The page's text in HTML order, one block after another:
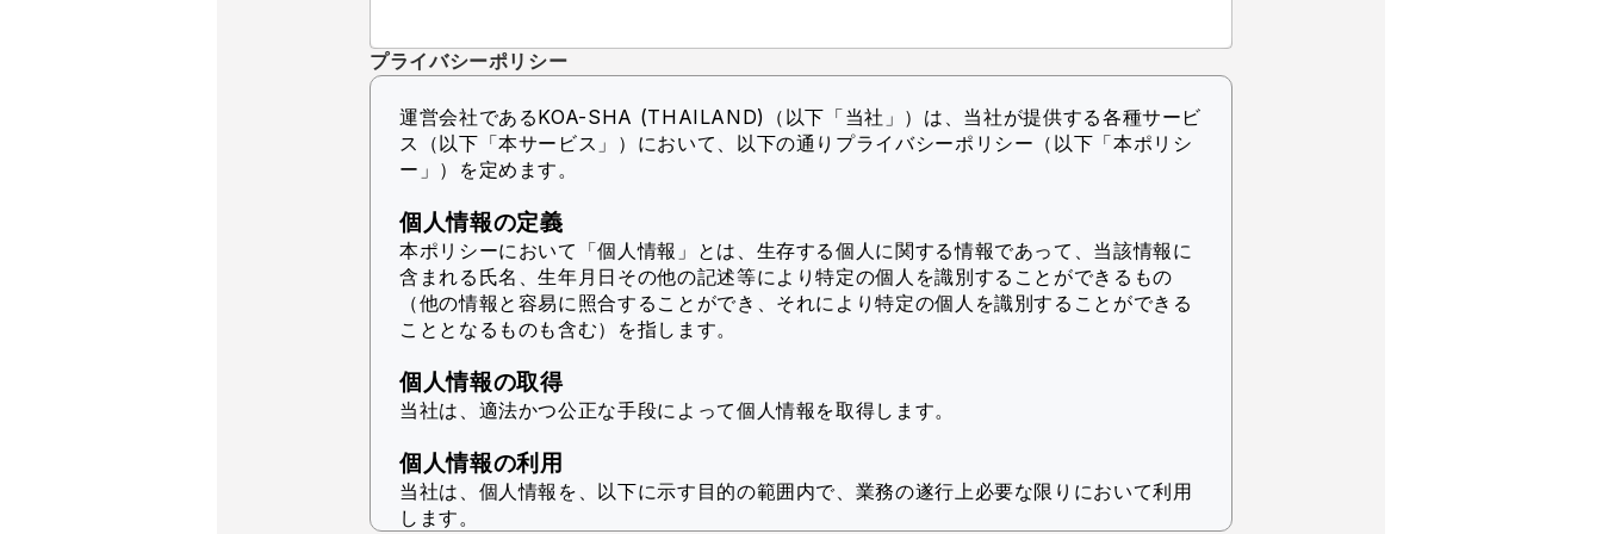
プライバシーポリシー
運営会社であるKOA-SHA (THAILAND)（以下「当社」） は、当社が提供する各種サービ
ス（以下「本サービス」）において、以下の通りプライバシーポリシー（以下「本ポリシ
ー」）を定めます。
個人情報の定義
本ポリシーにおいて「個人情報」とは、生存する個人に関する情報であって、当該情報に
含まれる氏名、生年月日その他の記述等により特定の個人を識別することができるもの
（他の情報と容易に照合することができ、それにより特定の個人を識別することができる
こととなるものも含む）を指します。
個人情報の取得
当社は、適法かつ公正な手段によって個人情報を取得します。
個人情報の利用
当社は、個人情報を、以下に示す目的の範囲内で、業務の遂行上必要な限りにおいて利用
します。